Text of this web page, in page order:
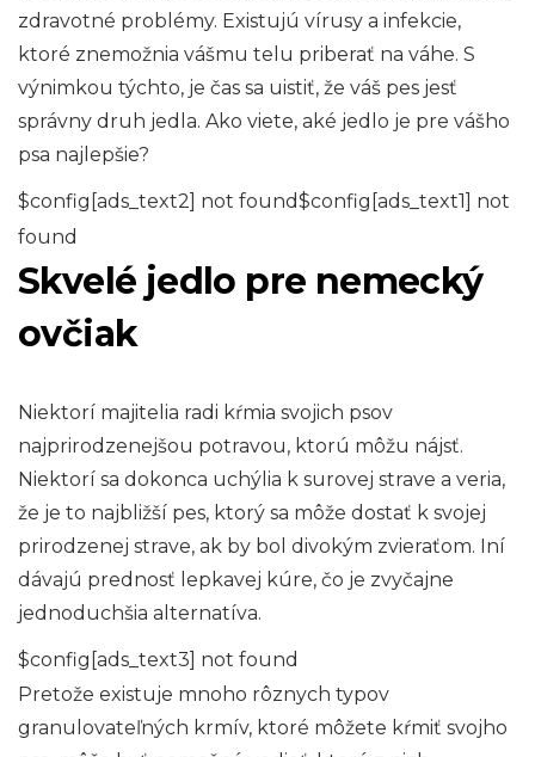
zdravotné problémy. Existujú vírusy a infekcie,
ktoré znemožnia vášmu telu priberať na váhe. S
výnimkou týchto, je čas sa uistiť, že váš pes jesť
správny druh jedla. Ako viete, aké jedlo je pre vášho
psa najlepšie?
$config[ads_text2] not found$config[ads_text1] not
found
Skvelé jedlo pre nemecký
ovčiak
Niektorí majitelia radi kŕmia svojich psov
najprirodzenejšou potravou, ktorú môžu nájsť.
Niektorí sa dokonca uchýlia k surovej strave a veria,
že je to najbližší pes, ktorý sa môže dostať k svojej
prirodzenej strave, ak by bol divokým zvieraťom. Iní
dávajú prednosť lepkavej kúre, čo je zvyčajne
jednoduchšia alternatíva.
$config[ads_text3] not found
Pretože existuje mnoho rôznych typov
granulovateľných krmív, ktoré môžete kŕmiť svojho